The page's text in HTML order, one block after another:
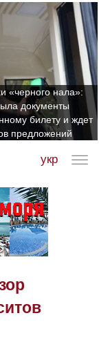
«черного нала»:
документы
билету и ждет
предложений
укр